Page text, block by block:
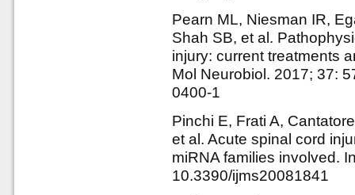
Pearn ML, Niesman IR,
Shah SB, et al.
injury: current treatments
Mol Neurobiol. 2017; 37:
0400-1
Pinchi E, Frati A,
et al. Acute spinal cord
miRNA families involved.
10.3390/ijms20081841